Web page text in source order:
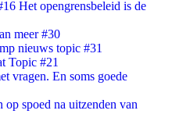
Het opengrensbeleid is de
meer #30
nieuws topic #31
Topic #21
vragen. En soms goede
spoed na uitzenden van